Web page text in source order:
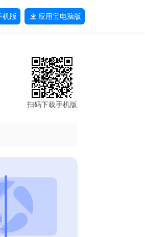
机版 应用宝电脑版
扫码下载手机版